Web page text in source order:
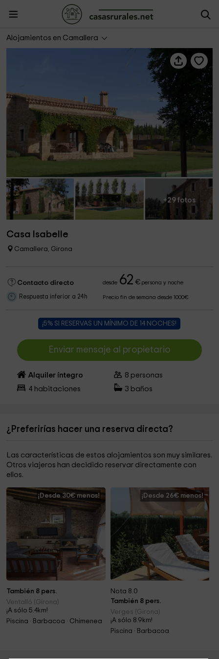
Alojamientos en Camallera
+29 fotos
Casa Isabelle
Camallera, Girona
Contacto directo desde 62 €persona y noche
Respuesta inferior a 24h Precio fin de semana desde 1000€
¡5% SI RESERVAS UN MÍNIMO DE 14 NOCHES!
Enviar mensaje al propietario
Alquiler íntegro 8 personas
4 habitaciones 3 baños
¿Preferirías hacer una reserva directa?
Las características de estos alojamientos son muy similares.
Otros viajeros han decidido reservar directamente con
ellos.
¡Desde 30€ menos!
También 8 pers.
Ventalló (Girona)
¡A sólo 5.4km!
Piscina · Barbacoa · Chimenea
¡Desde 26€ menos!
Nota 8.0
También 8 pers.
Verges (Girona)
¡A sólo 8.9km!
Piscina · Barbacoa